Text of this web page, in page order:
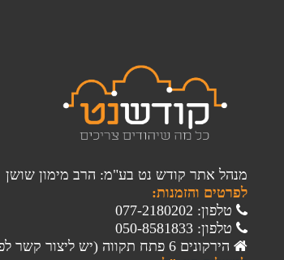
מנהל אתר קודש נט בע"מ: הרב מימון שושן
לפרטים והזמנות:
טלפון: 077-2180202
טלפון: 050-8581833
הירקונים 6 פתח תקווה (יש ליצור קשר לפני הגעה)